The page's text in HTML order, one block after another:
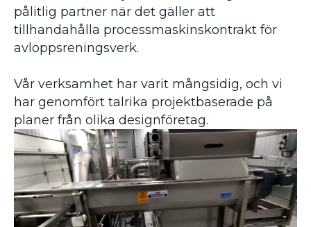
pålitlig partner när det gäller att
tillhandahålla processmaskinskontrakt för
avloppsreningsverk.
Vår verksamhet har varit mångsidig, och vi
har genomfört talrika projektbaserade på
planer från olika designföretag.